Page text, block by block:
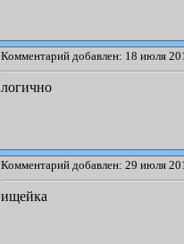
Комментарий добавлен: 18 июля
логично
Комментарий добавлен: 29 июля
ищейка